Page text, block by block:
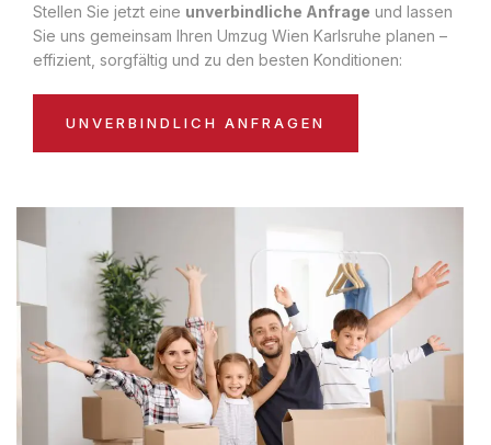
Stellen Sie jetzt eine unverbindliche Anfrage und lassen
Sie uns gemeinsam Ihren Umzug Wien Karlsruhe planen –
effizient, sorgfältig und zu den besten Konditionen:
UNVERBINDLICH ANFRAGEN